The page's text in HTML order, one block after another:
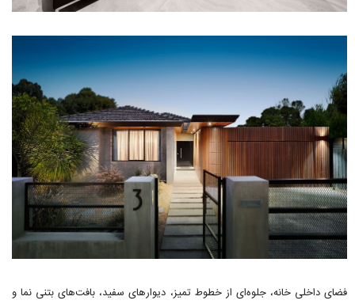
فضای داخلی خانه، جلوه‌ای از خطوط تمیز، دیوارهای سفید، بافت‌های بتنی نما و